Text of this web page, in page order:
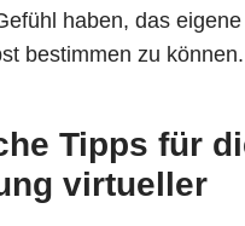
haben, das eigene
bestimmen zu können.
Tipps für
virtueller